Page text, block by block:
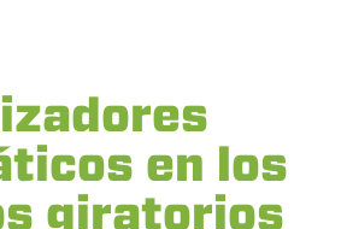
en los
giratorios